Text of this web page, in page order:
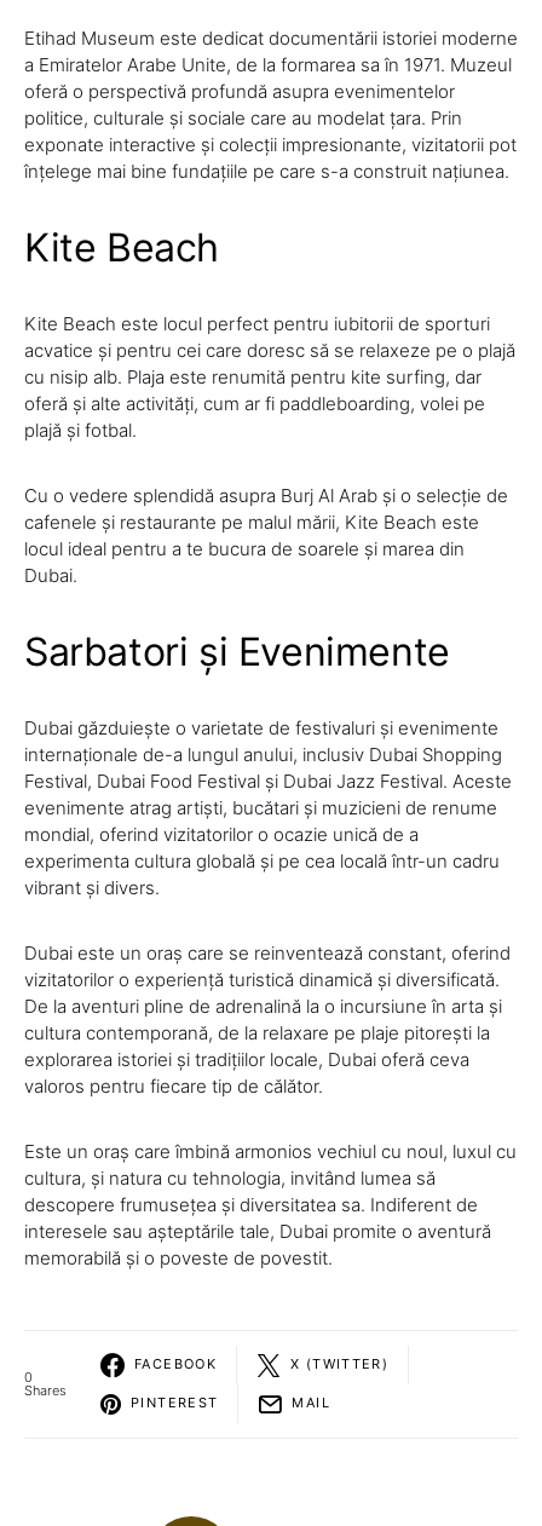
Etihad Museum este dedicat documentării istoriei moderne
a Emiratelor Arabe Unite, de la formarea sa în 1971. Muzeul
oferă o perspectivă profundă asupra evenimentelor
politice, culturale și sociale care au modelat țara. Prin
exponate interactive și colecții impresionante, vizitatorii pot
înțelege mai bine fundațiile pe care s-a construit națiunea.
Kite Beach
Kite Beach este locul perfect pentru iubitorii de sporturi
acvatice și pentru cei care doresc să se relaxeze pe o plajă
cu nisip alb. Plaja este renumită pentru kite surfing, dar
oferă și alte activități, cum ar fi paddleboarding, volei pe
plajă și fotbal.
Cu o vedere splendidă asupra Burj Al Arab și o selecție de
cafenele și restaurante pe malul mării, Kite Beach este
locul ideal pentru a te bucura de soarele și marea din
Dubai.
Sarbatori și Evenimente
Dubai găzduiește o varietate de festivaluri și evenimente
internaționale de-a lungul anului, inclusiv Dubai Shopping
Festival, Dubai Food Festival și Dubai Jazz Festival. Aceste
evenimente atrag artiști, bucătari și muzicieni de renume
mondial, oferind vizitatorilor o ocazie unică de a
experimenta cultura globală și pe cea locală într-un cadru
vibrant și divers.
Dubai este un oraș care se reinventează constant, oferind
vizitatorilor o experiență turistică dinamică și diversificată.
De la aventuri pline de adrenalină la o incursiune în arta și
cultura contemporană, de la relaxare pe plaje pitorești la
explorarea istoriei și tradițiilor locale, Dubai oferă ceva
valoros pentru fiecare tip de călător.
Este un oraș care îmbină armonios vechiul cu noul, luxul cu
cultura, și natura cu tehnologia, invitând lumea să
descopere frumusețea și diversitatea sa. Indiferent de
interesele sau așteptările tale, Dubai promite o aventură
memorabilă și o poveste de povestit.
0
Shares
FACEBOOK X (TWITTER)
PINTEREST MAIL